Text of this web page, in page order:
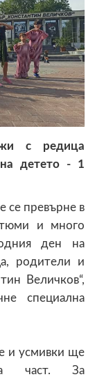
с редица
детето - 1
се превърне в
и много
ден на
родители и
Величков“,
специална
и усмивки ще
част. За